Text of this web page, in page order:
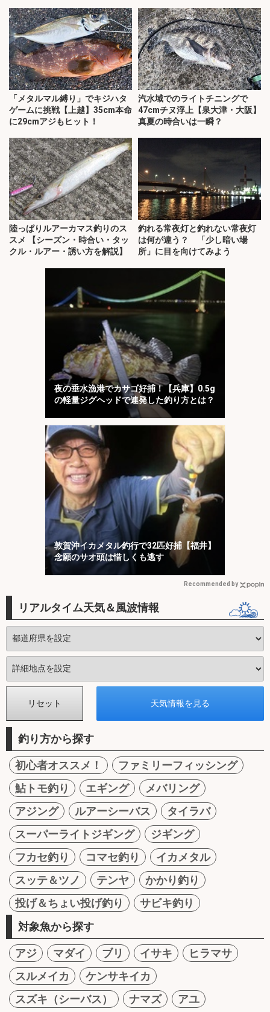
「メタルマル縛り」でキジハタ
ゲームに挑戦【上越】35cm本命
に29cmアジもヒット！
汽水域でのライトチニングで
47cmチヌ浮上【泉大津・大阪】
真夏の時合いは一瞬？
陸っぱりルアーカマス釣りのス
スメ 【シーズン・時合い・タッ
クル・ルアー・誘い方を解説】
釣れる常夜灯と釣れない常夜灯
は何が違う？ 「少し暗い場
所」に目を向けてみよう
夜の垂水漁港でカサゴ好捕！【兵庫】0.5g
の軽量ジグヘッドで連発した釣り方とは？
敦賀沖イカメタル釣行で32匹好捕【福井】
念願のサオ頭は惜しくも逃す
Recommended by
リアルタイム天気＆風波情報
釣り方から探す
初心者オススメ！
ファミリーフィッシング
鮎トモ釣り
エギング
メバリング
アジング
ルアーシーバス
タイラバ
スーパーライトジギング
ジギング
フカセ釣り
コマセ釣り
イカメタル
スッテ＆ツノ
テンヤ
かかり釣り
投げ＆ちょい投げ釣り
サビキ釣り
対象魚から探す
アジ マダイ ブリ イサキ
ヒラマサ
スルメイカ
ケンサキイカ
スズキ（シーバス）
ナマズ
アユ